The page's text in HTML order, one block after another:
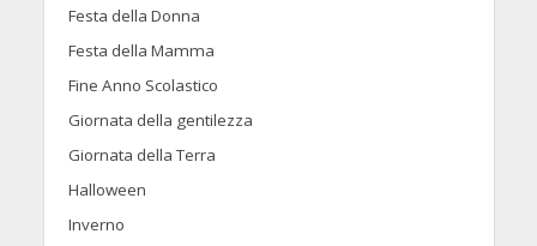
Festa della Donna
Festa della Mamma
Fine Anno Scolastico
Giornata della gentilezza
Giornata della Terra
Halloween
Inverno